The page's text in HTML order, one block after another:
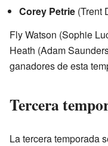
Corey Petrie (Trent
Fly Watson (Sophie
Heath (Adam
ganadores de esta
Tercera
La tercera temporada